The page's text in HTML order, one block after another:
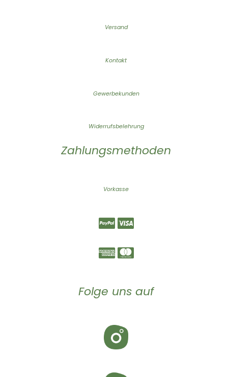
Versand
Kontakt
Gewerbekunden
Widerrufsbelehrung
Zahlungsmethoden
Vorkasse
Folge uns auf